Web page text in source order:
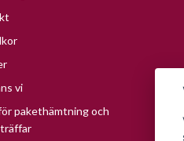
vi
pakethämtning och